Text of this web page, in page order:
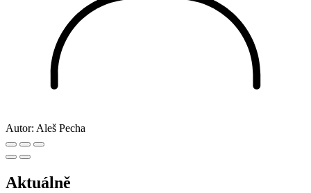
Autor: Aleš Pecha
Aktuálně